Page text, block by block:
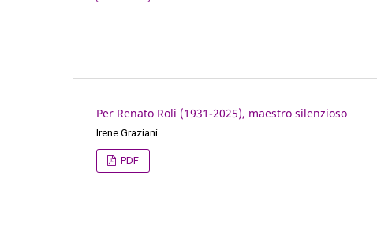
Per Renato Roli (1931-2025), maestro silenzioso
Irene Graziani
PDF